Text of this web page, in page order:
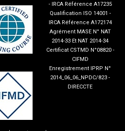
- IRCA Référence A17235
Qualification ISO 14001 -
IRCA Référence A172174
Agrément MASE N° NAT
2014-33 Et NAT 2014-34
Certificat CSTMD N°08820 -
CIFMD
Enregistrement IPRP N°
2014_06_06_NPDC/823 -
DIRECCTE